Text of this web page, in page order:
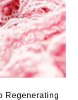
Regenerating